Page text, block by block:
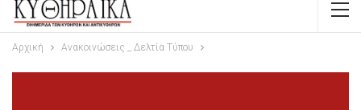
Αρχική Ανακοινώσεις _ Δελτία Τύπου